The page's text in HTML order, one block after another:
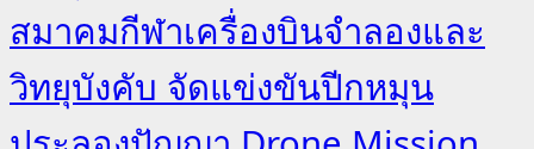
สมาคมกีฬาเครื่องบินจำลองและ
วิทยุบังคับ จัดแข่งขันปีกหมุน